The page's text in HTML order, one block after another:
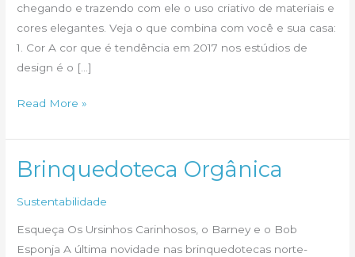
chegando e trazendo com ele o uso criativo de materiais e
cores elegantes. Veja o que combina com você e sua casa:
1. Cor A cor que é tendência em 2017 nos estúdios de
design é o […]
Dez
em
decoração
2017
Read More »
Brinquedoteca Orgânica
Sustentabilidade
Esqueça Os Ursinhos Carinhosos, o Barney e o Bob
Esponja A última novidade nas brinquedotecas norte-